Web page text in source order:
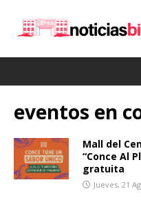
eventos en
Mall del
“Conce Al
gratuita
Jueves, 21